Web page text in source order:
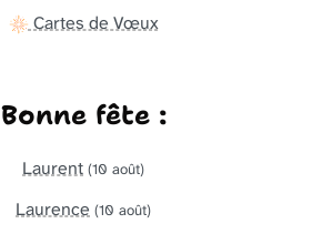
Cartes de Vœux
Bonne fête :
Laurent (10 août)
Laurence (10 août)